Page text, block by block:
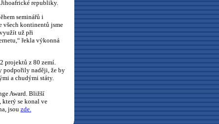
republiky.
seminářů i
všech kontinentů jsme
už při
řekla výkonná
projektů z 80 zemí.
podpořily naději, že by
a chudými státy.
Award. Bližší
který se konal ve
jsou zde.